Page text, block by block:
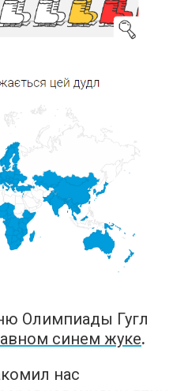
Олимпиады Гугл
синем жуке.
нас